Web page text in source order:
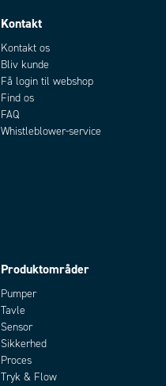
Kontakt
Kontakt os
Bliv kunde
Få login til webshop
Find os
FAQ
Whistleblower-service
Produktområder
Pumper
Tavle
Sensor
Sikkerhed
Proces
Tryk & Flow